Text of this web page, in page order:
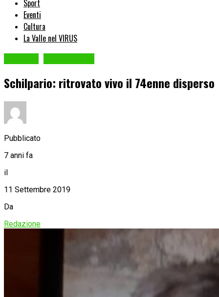
Sport
Eventi
Cultura
La Valle nel VIRUS
Schilpario: ritrovato vivo il 74enne disperso
Pubblicato
7 anni fa
il
11 Settembre 2019
Da
Redazione